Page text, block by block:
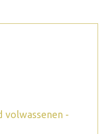
volwassenen -